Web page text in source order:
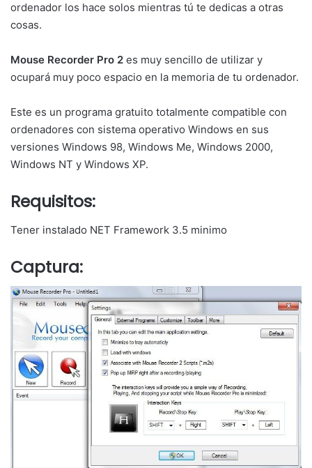
ordenador los hace solos mientras tú te dedicas a otras
cosas.
Mouse Recorder Pro 2 es muy sencillo de utilizar y
ocupará muy poco espacio en la memoria de tu ordenador.
Este es un programa gratuito totalmente compatible con
ordenadores con sistema operativo Windows en sus
versiones Windows 98, Windows Me, Windows 2000,
Windows NT y Windows XP.
Requisitos:
Tener instalado NET Framework 3.5 minimo
Captura: